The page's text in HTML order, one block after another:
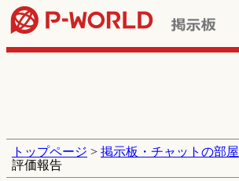
トップページ > 掲示板・チャットの部屋
評価報告